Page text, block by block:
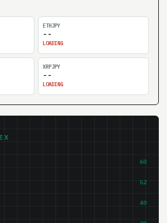
ETHJPY
--
LOADING
XRPJPY
--
LOADING
60
52
40